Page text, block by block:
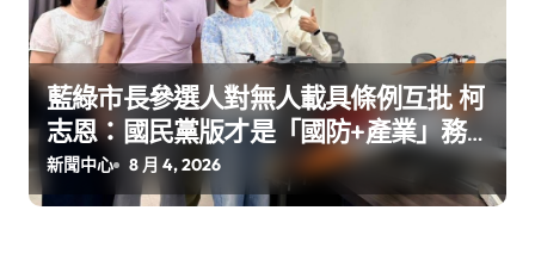
藍綠市長參選人對無人載具條例互批 柯
志恩：國民黨版才是「國防+產業」務
實版
新聞中心 8 月 4, 2026